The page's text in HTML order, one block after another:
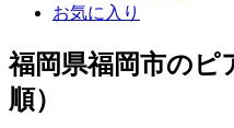
お気に入り
福岡県福岡市のピ
順）